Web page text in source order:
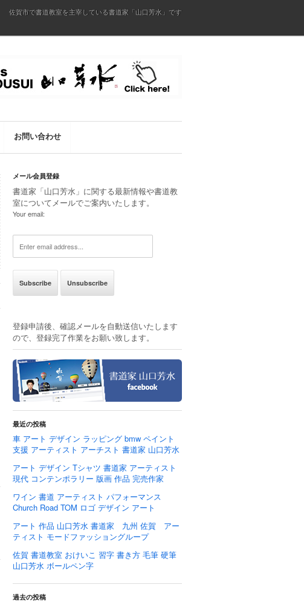
佐賀市で書道教室を主宰している書道家「山口芳水」です
お問い合わせ
メール会員登録
書道家「山口芳水」に関する最新情報や書道教
室についてメールでご案内いたします。
Your email:
登録申請後、確認メールを自動送信いたします
ので、登録完了作業をお願い致します。
最近の投稿
車 アート デザイン ラッピング bmw ペイント
支援 アーティスト アーチスト 書道家 山口芳水
アート デザイン Tシャツ 書道家 アーティスト
現代 コンテンポラリー 版画 作品 完売作家
ワイン 書道 アーティスト パフォーマンス
Church Road TOM ロゴ デザイン アート
アート 作品 山口芳水 書道家 九州 佐賀 アー
ティスト モードファッショングループ
佐賀 書道教室 おけいこ 習字 書き方 毛筆 硬筆
山口芳水 ボールペン字
過去の投稿